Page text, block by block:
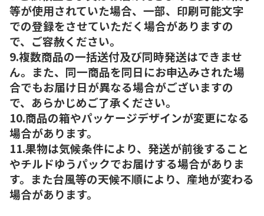
等が使用されていた場合、一部、印刷可能文字
での登録をさせていただく場合がありますの
で、ご容赦ください。
9.複数商品の一括送付及び同時発送はできませ
ん。また、同一商品を同日にお申込みされた場
合でもお届け日が異なる場合がございますの
で、あらかじめご了承ください。
10.商品の箱やパッケージデザインが変更になる
場合があります。
11.果物は気候条件により、発送が前後すること
やチルドゆうパックでお届けする場合がありま
す。また台風等の天候不順により、産地が変わる
場合があります。